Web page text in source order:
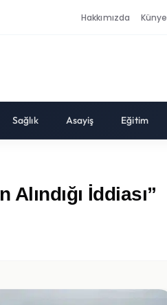
Hakkımızda Künye
Sağlık Asayiş Eğitim
İddiası”